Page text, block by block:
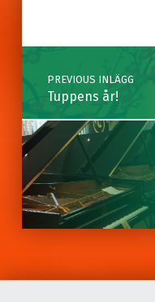
Post navigation
PREVIOUS INLÄGG
Tuppens år!